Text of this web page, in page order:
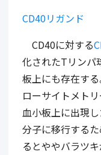
CD40リガンド
CD40に対する
化されたTリンパ
板上にも存在す
ローサイトメト
血小板上に出現
分子に移行する
るとややバラツ